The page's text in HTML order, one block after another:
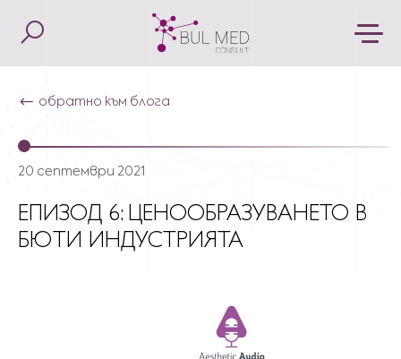
обратно към блога
20 септември 2021
ЕПИЗОД 6: ЦЕНООБРАЗУВАНЕТО В
БЮТИ ИНДУСТРИЯТА